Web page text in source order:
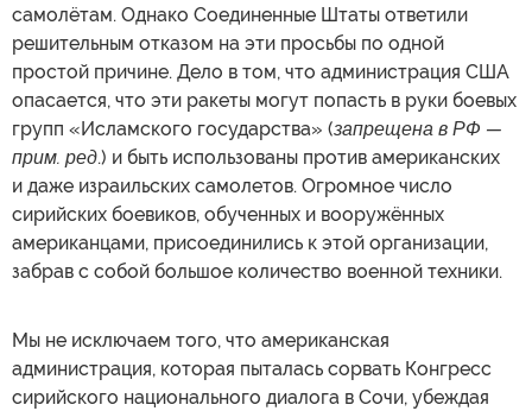
самолётам. Однако Соединенные Штаты ответили
решительным отказом на эти просьбы по одной
простой причине. Дело в том, что администрация США
опасается, что эти ракеты могут попасть в руки боевых
групп «Исламского государства» (запрещена в РФ —
прим. ред.) и быть использованы против американских
и даже израильских самолетов. Огромное число
сирийских боевиков, обученных и вооружённых
американцами, присоединились к этой организации,
забрав с собой большое количество военной техники.
Мы не исключаем того, что американская
администрация, которая пыталась сорвать Конгресс
сирийского национального диалога в Сочи, убеждая